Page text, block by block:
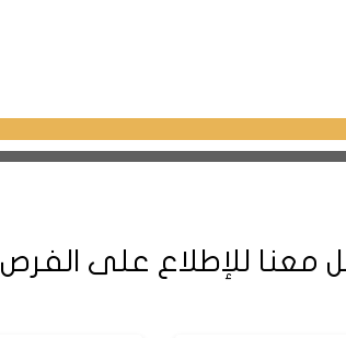
معنا للإطلاع على الفرص